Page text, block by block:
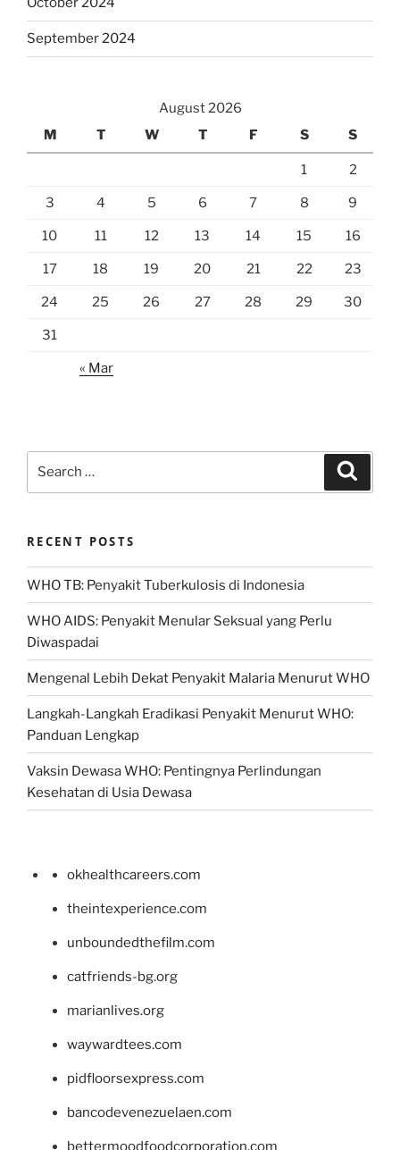
September 2024
August 2026
M
T W T F S S
1 2
3 4 5 6 7 8 9
10 11 12 13 14 15 16
17 18 19 20 21 22 23
24 25 26 27 28 29 30
31
« Mar
RECENT POSTS
WHO TB: Penyakit Tuberkulosis di Indonesia
WHO AIDS: Penyakit Menular Seksual yang Perlu
Diwaspadai
Mengenal Lebih Dekat Penyakit Malaria Menurut WHO
Langkah-Langkah Eradikasi Penyakit Menurut WHO:
Panduan Lengkap
Vaksin Dewasa WHO: Pentingnya Perlindungan
Kesehatan di Usia Dewasa
okhealthcareers.com
theintexperience.com
unboundedthefilm.com
catfriends-bg.org
marianlives.org
waywardtees.com
pidfloorsexpress.com
bancodevenezuelaen.com
bettermoodfoodcorporation.com